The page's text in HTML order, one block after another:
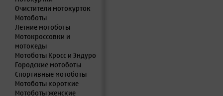
Очистители мотокурток
Мотоботы
Летние мотоботы
Мотокроссовки и
мотокеды
Мотоботы Кросс и Эндуро
Городские мотоботы
Спортивные мотоботы
Мотоботы короткие
Мотоботы женские